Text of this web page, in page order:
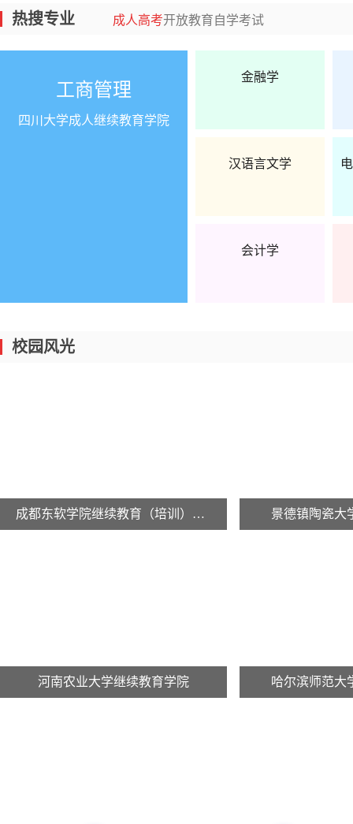
2025年全国成人高考考生报名条
热搜专业 成人高考开放教育自学考试
工商管理
四川大学成人继续教育学院
金融学
汉语言文学
会计学
校园风光
成都东软学院继续教育（培训）学院 景德镇陶瓷大
河南农业大学继续教育学院 哈尔滨师范大